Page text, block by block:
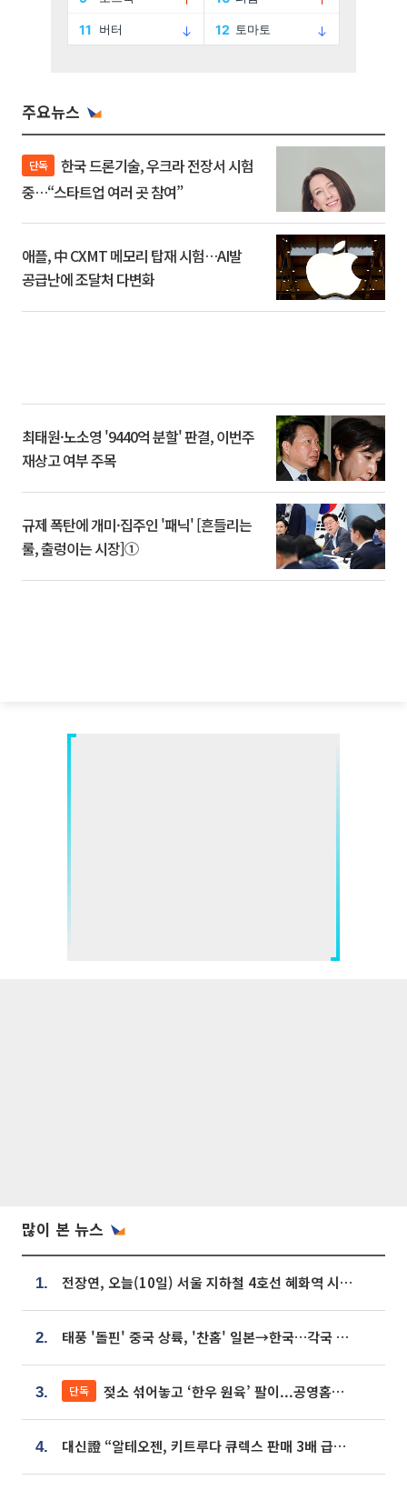
주요뉴스
단독
중…“스타트업 여러 곳 참여”
애플, 中 CXMT 메모리 탑재 시험…AI발
공급난에 조달처 다변화
최태원·노소영 '9440억 분할' 판결, 이번주
재상고 여부 주목
규제 폭탄에 개미·집주인 '패닉' [흔들리는
룰, 출렁이는 시장]①
많이 본 뉴스
1. 전장연, 오늘(10일) 서울 지하철 4호선 혜화역 시위…1호선 용산역 무정차
2. 태풍 '돌핀' 중국 상륙, '찬홈' 일본→한국…각국 기상청 예상 경로는?
3. 단독 젖소 섞어놓고 ‘한우 원육’ 팔이...공영홈쇼핑 표기·검증 구멍
4. 대신證 “알테오젠, 키트루다 큐렉스 판매 3배 급증…목표가 41만원 상향”